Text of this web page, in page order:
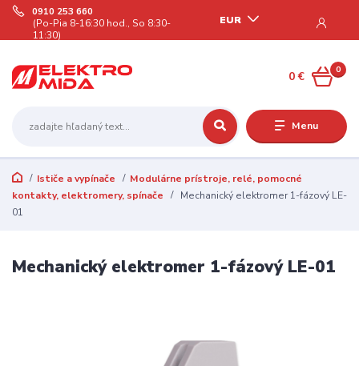
Menu
EUR
0910 253 660
(Po-Pia 8-16:30 hod., So 8:30-
11:30)
0
0 €
Ističe a vypínače
Modulárne prístroje, relé, pomocné
kontakty, elektromery, spínače
Mechanický elektromer 1-fázový LE-
01
Mechanický elektromer 1-fázový LE-01